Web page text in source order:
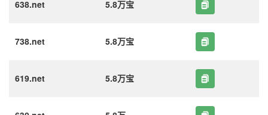
638.net 5.8万宝
738.net 5.8万宝
619.net 5.8万宝